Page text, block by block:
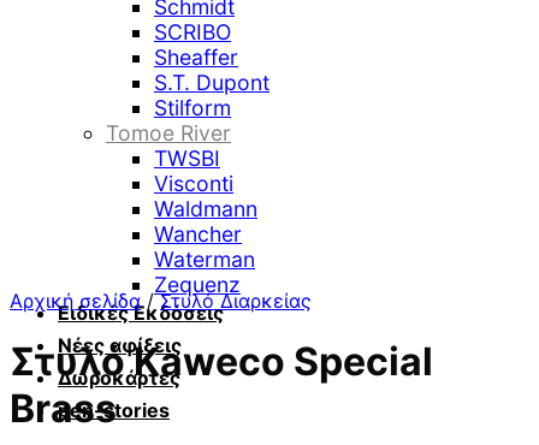
Schmidt
SCRIBO
Sheaffer
S.T. Dupont
Stilform
Tomoe River
TWSBI
Visconti
Waldmann
Wancher
Waterman
Zequenz
Ειδικές Εκδόσεις
Νέες αφίξεις
Δωροκάρτες
pen-stories
Αρχική σελίδα / Στυλό Διαρκείας
Στυλό Kaweco Special
Brass